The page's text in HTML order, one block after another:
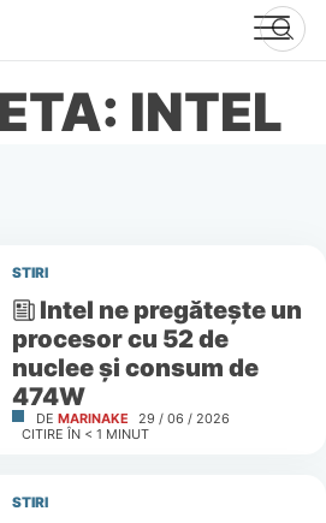
INTEL
STIRI
Intel ne pregătește un
procesor cu 52 de
nuclee și consum de
474W
DE MARINAKE
29 / 06 / 2026
CITIRE ÎN < 1 MINUT
STIRI